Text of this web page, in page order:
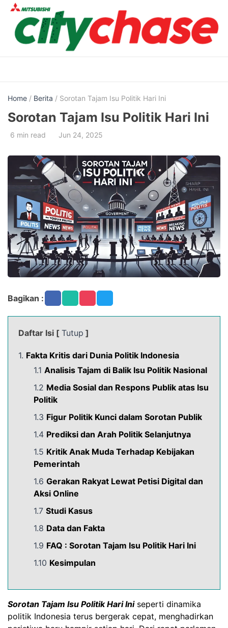
Skip
content
Home / Berita / Sorotan Tajam Isu Politik Hari Ini
Sorotan Tajam Isu Politik Hari Ini
6 min read Jun 24, 2025
Bagikan :
Daftar Isi [ Tutup ]
1. Fakta Kritis dari Dunia Politik Indonesia
1.1 Analisis Tajam di Balik Isu Politik Nasional
1.2 Media Sosial dan Respons Publik atas Isu
Politik
1.3 Figur Politik Kunci dalam Sorotan Publik
1.4 Prediksi dan Arah Politik Selanjutnya
1.5 Kritik Anak Muda Terhadap Kebijakan
Pemerintah
1.6 Gerakan Rakyat Lewat Petisi Digital dan
Aksi Online
1.7 Studi Kasus
1.8 Data dan Fakta
1.9 FAQ : Sorotan Tajam Isu Politik Hari Ini
1.10 Kesimpulan
Sorotan Tajam Isu Politik Hari Iniseperti dinamika
politik Indonesia terus bergerak cepat, menghadirkan